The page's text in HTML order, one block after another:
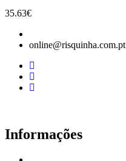
35.63€
online@risquinha.com.pt
Informações